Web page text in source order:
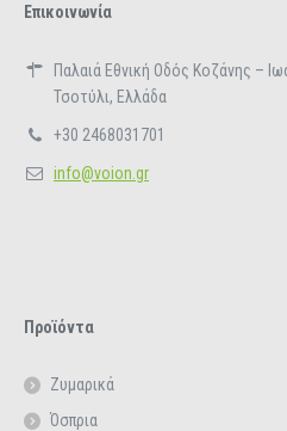
Επικοινωνία
Παλαιά Εθνική Οδός Κοζάνης –
Τσοτύλι, Ελλάδα
+30 2468031701
info@voion.gr
Προϊόντα
Ζυμαρικά
Όσπρια